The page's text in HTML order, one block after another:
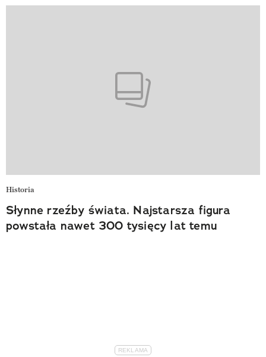
Historia
Słynne rzeźby świata. Najstarsza figura
powstała nawet 300 tysięcy lat temu